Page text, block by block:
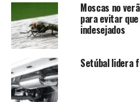
Moscas no
para evitar
indesejados
Setúbal lidera